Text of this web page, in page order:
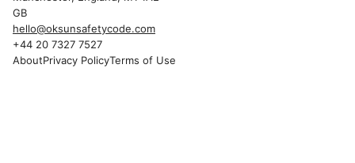
GB
hello@oksunsafetycode.com
+44 20 7327 7527
AboutPrivacy PolicyTerms of Use